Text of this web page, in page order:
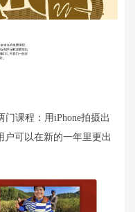
门课程：用iPhone拍摄出
户可以在新的一年里更出